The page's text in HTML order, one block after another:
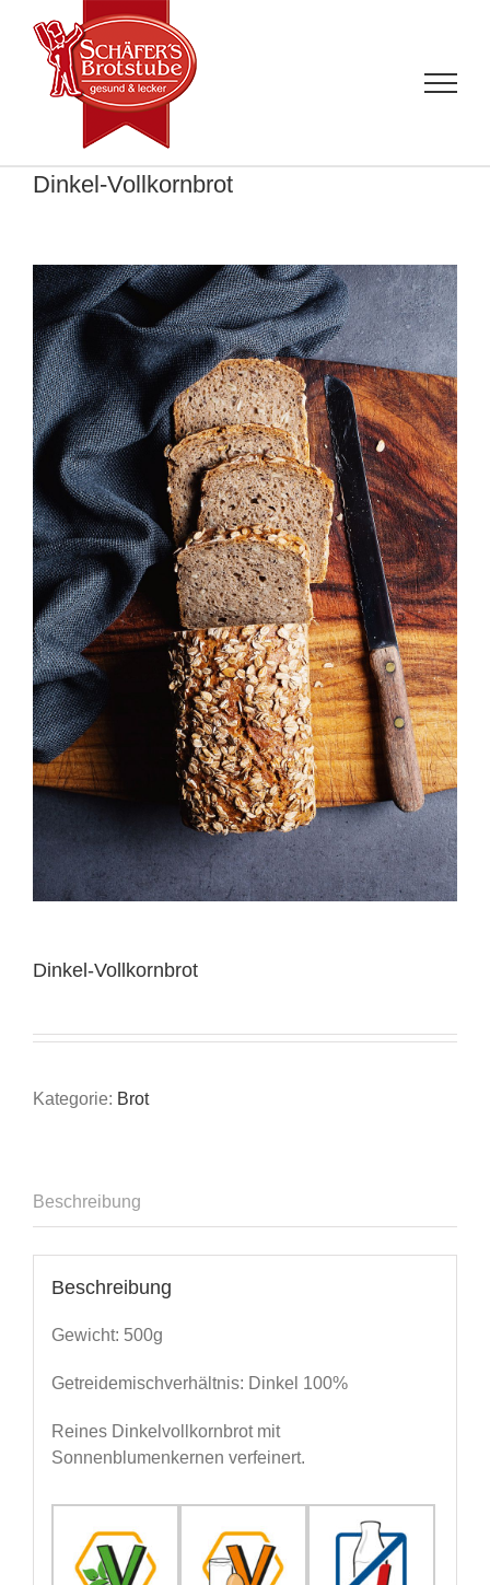
Inhalt
springen
Dinkel-Vollkornbrot
Dinkel-Vollkornbrot
Kategorie: Brot
Beschreibung
Beschreibung
Gewicht: 500g
Getreidemischverhältnis: Dinkel 100%
Reines Dinkelvollkornbrot mit
Sonnenblumenkernen verfeinert.